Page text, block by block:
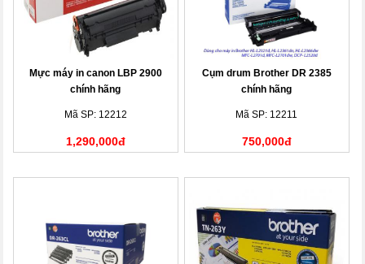
Mực máy in canon LBP 2900
chính hãng
Mã SP: 12212
1,290,000đ
Cụm drum Brother DR 2385
chính hãng
Mã SP: 12211
750,000đ